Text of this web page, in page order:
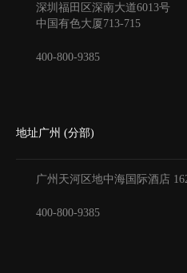
深圳福田区深南大道6013号
中国有色大厦713-715
400-800-9385
地址广州 (分部)
广州天河区地中海国际酒店
400-800-9385